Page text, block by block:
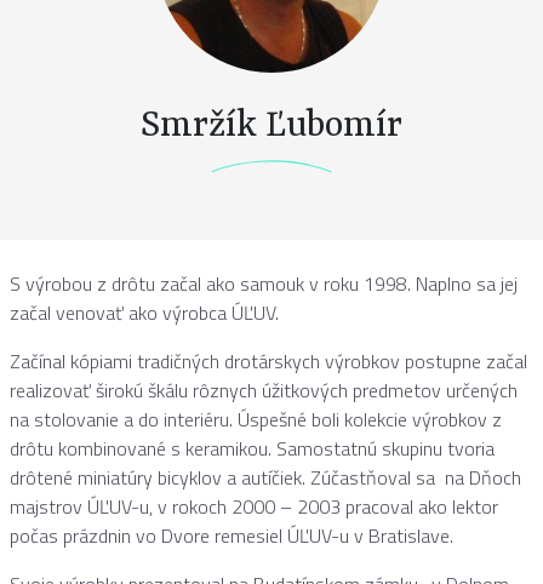
Smržík Ľubomír
S výrobou z drôtu začal ako samouk v roku 1998. Naplno sa jej
začal venovať ako výrobca ÚĽUV.
Začínal kópiami tradičných drotárskych výrobkov postupne začal
realizovať širokú škálu rôznych úžitkových predmetov určených
na stolovanie a do interiéru. Úspešné boli kolekcie výrobkov z
drôtu kombinované s keramikou. Samostatnú skupinu tvoria
drôtené miniatúry bicyklov a autíčiek. Zúčastňoval sa na Dňoch
majstrov ÚĽUV-u, v rokoch 2000 – 2003 pracoval ako lektor
počas prázdnin vo Dvore remesiel ÚĽUV-u v Bratislave.